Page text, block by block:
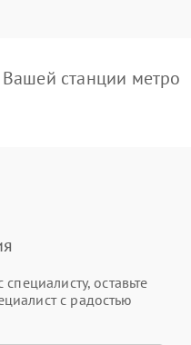
станции метро
оставьте
с радостью